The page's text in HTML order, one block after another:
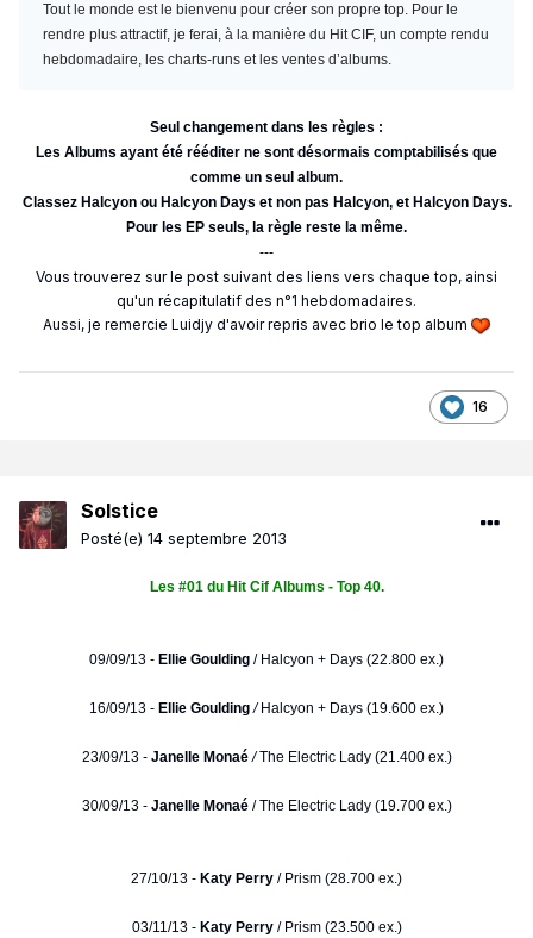
Tout le monde est le bienvenu pour créer son propre top. Pour le
rendre plus attractif, je ferai, à la manière du Hit CIF, un compte rendu
hebdomadaire, les charts-runs et les ventes d’albums.
Seul changement dans les règles :
Les Albums ayant été rééditer ne sont désormais comptabilisés que
comme un seul album.
Classez Halcyon ou Halcyon Days et non pas Halcyon, et Halcyon Days.
Pour les EP seuls, la règle reste la même.
---
Vous trouverez sur le post suivant des liens vers chaque top, ainsi
qu'un récapitulatif des n°1 hebdomadaires.
Aussi, je remercie Luidjy d'avoir repris avec brio le top album
16
Solstice
Posté(e) 14 septembre 2013
Les #01 du Hit Cif Albums - Top 40.
09/09/13 - Ellie Goulding / Halcyon + Days (22.800 ex.)
16/09/13 - Ellie Goulding /Halcyon + Days (19.600 ex.)
23/09/13 - Janelle Monaé /The Electric Lady (21.400 ex.)
30/09/13 - Janelle Monaé/ The Electric Lady (19.700 ex.)
27/10/13 - Katy Perry / Prism (28.700 ex.)
03/11/13 - Katy Perry/ Prism (23.500 ex.)